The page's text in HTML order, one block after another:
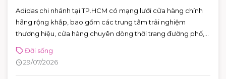
Adidas chi nhánh tại TP.HCM có mạng lưới cửa hàng chính
hãng rộng khắp, bao gồm các trung tâm trải nghiệm
thương hiệu, cửa hàng chuyên dòng thời trang đường phố,
hình và vị trí thuận tiện, khách hàng có thể dễ dàng tìm được
adidas chi nhánh phù hợp để mua sắm và trải nghiệm các
Đời sống
29/07/2026